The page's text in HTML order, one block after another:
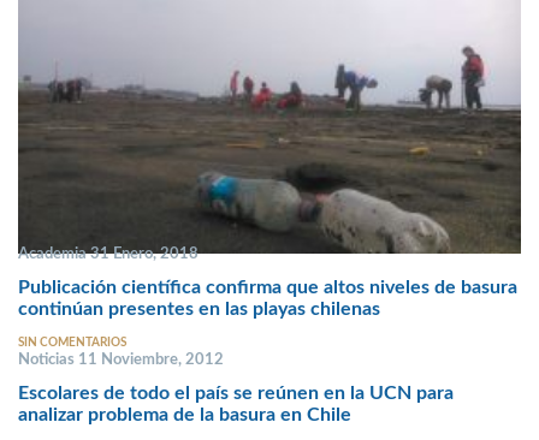
Academia 31 Enero, 2018
Publicación científica confirma que altos niveles de basura
continúan presentes en las playas chilenas
SIN COMENTARIOS
Noticias 11 Noviembre, 2012
Escolares de todo el país se reúnen en la UCN para
analizar problema de la basura en Chile